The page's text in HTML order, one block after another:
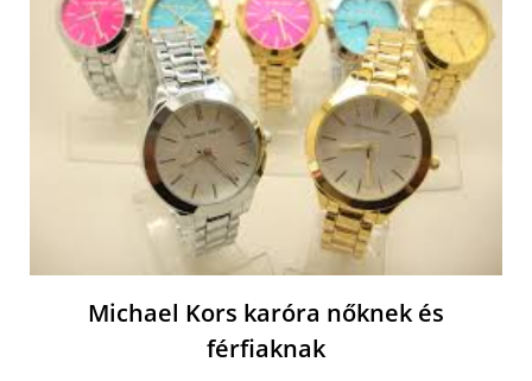
Michael Kors karóra nőknek és
férfiaknak